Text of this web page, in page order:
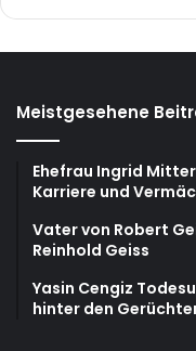
Meistgesehene
Ehefrau Ingrid
Karriere und
Vater von Robert
Reinhold Geiss
Yasin Cengiz
hinter den